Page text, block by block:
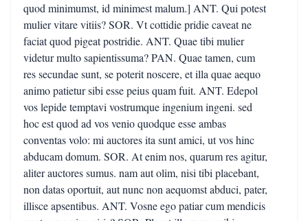
quod minimumst, id minimest malum.] ANT. Qui potest
mulier vitare vitiis? SOR. Vt cottidie pridie caveat ne
faciat quod pigeat postridie. ANT. Quae tibi mulier
videtur multo sapientissuma? PAN. Quae tamen, cum
res secundae sunt, se poterit noscere, et illa quae aequo
animo patietur sibi esse peius quam fuit. ANT. Edepol
vos lepide temptavi vostrumque ingenium ingeni. sed
hoc est quod ad vos venio quodque esse ambas
conventas volo: mi auctores ita sunt amici, ut vos hinc
abducam domum. SOR. At enim nos, quarum res agitur,
aliter auctores sumus. nam aut olim, nisi tibi placebant,
non datas oportuit, aut nunc non aequomst abduci, pater,
illisce apsentibus. ANT. Vosne ego patiar cum mendicis